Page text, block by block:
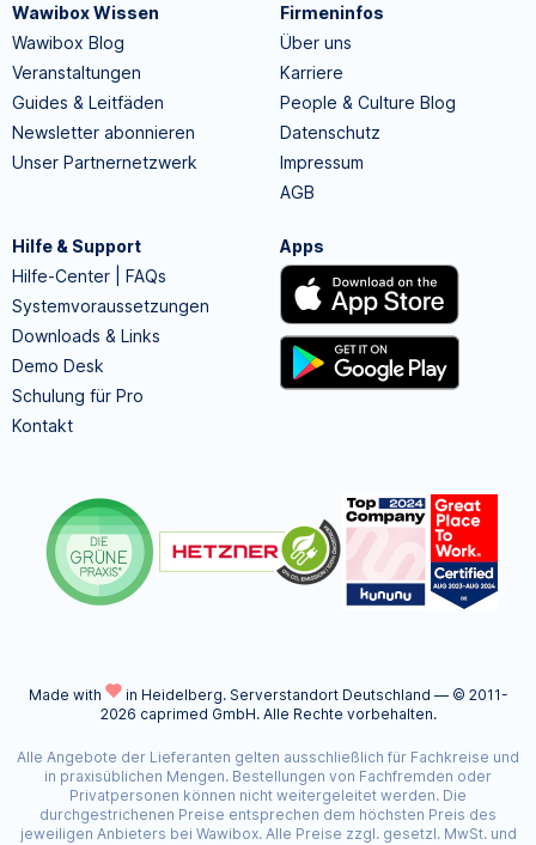
Wawibox Wissen
Wawibox Blog
Veranstaltungen
Guides & Leitfäden
Newsletter abonnieren
Unser Partnernetzwerk
Firmeninfos
Über uns
Karriere
People & Culture Blog
Datenschutz
Impressum
AGB
Hilfe & Support
Hilfe-Center | FAQs
Systemvoraussetzungen
Downloads & Links
Demo Desk
Schulung für Pro
Kontakt
Apps
Made with in Heidelberg. Serverstandort Deutschland — © 2011-
2026 caprimed GmbH. Alle Rechte vorbehalten.
Alle Angebote der Lieferanten gelten ausschließlich für Fachkreise und
in praxisüblichen Mengen. Bestellungen von Fachfremden oder
Privatpersonen können nicht weitergeleitet werden. Die
durchgestrichenen Preise entsprechen dem höchsten Preis des
jeweiligen Anbieters bei Wawibox. Alle Preise zzgl. gesetzl. MwSt. und